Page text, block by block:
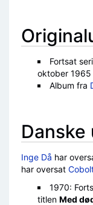
Fortsat
oktober 1965
Album fra
Danske
Inge Då har
har oversat
1970:
titlen Med